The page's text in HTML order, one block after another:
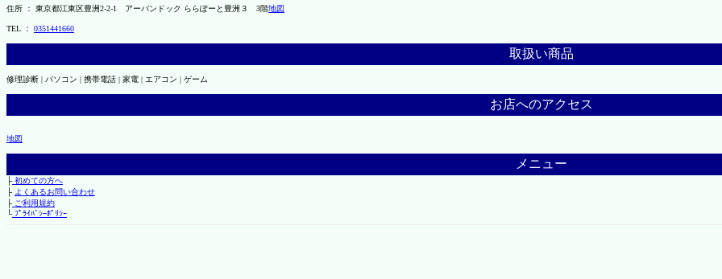
住所 ： 東京都江東区豊洲2-2-1 アーバンドック ららぽーと豊洲３ 3階地図
TEL ： 0351441660
取扱い商品
修理診断 | パソコン | 携帯電話 | 家電 | エアコン | ゲーム
お店へのアクセス
地図
メニュー
├初めての方へ
├ よくあるお問い合わせ
├ご利用規約
└ﾌﾟﾗｲﾊﾞｼｰﾎﾟﾘｼｰ